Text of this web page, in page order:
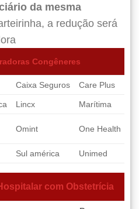
da mesma
a redução será
Congêneres
Caixa Seguros Care Plus
Lincx Marítima
Omint One Health
Sul américa Unimed
com Obstetrícia